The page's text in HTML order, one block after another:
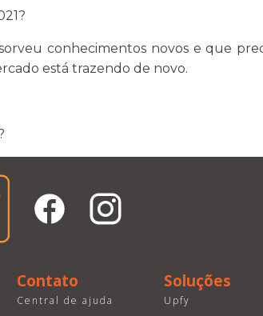
conhecimentos novos e que
está trazendo de novo.
Contato
Central de ajuda
Soluções
Upfy